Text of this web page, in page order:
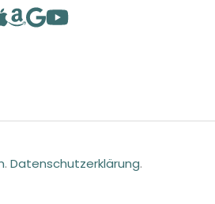
. Datenschutzerklärung.